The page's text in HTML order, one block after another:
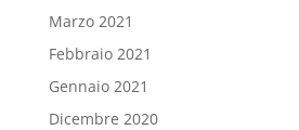
Marzo 2021
Febbraio 2021
Gennaio 2021
Dicembre 2020